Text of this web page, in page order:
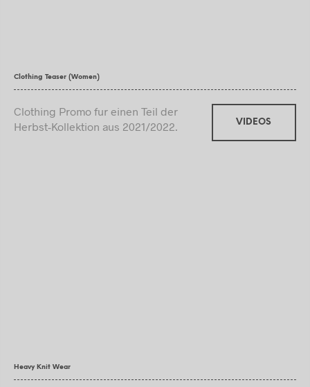
Clothing Teaser (Women)
Clothing Promo fur einen Teil der
Herbst-Kollektion aus 2021/2022.
VIDEOS
Heavy Knit Wear